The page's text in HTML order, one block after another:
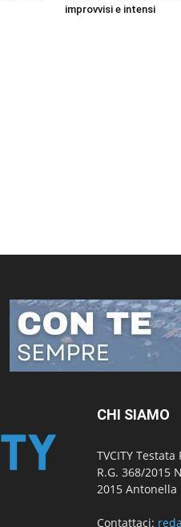
improvvisi e intensi
CHI SIAMO
TVCITY
R.G. 368/2015
2015 Antonella
Contattaci: